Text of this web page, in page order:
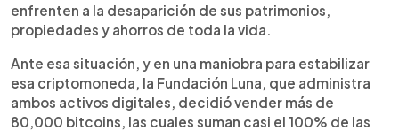
enfrenten a la desaparición de sus patrimonios,
propiedades y ahorros de toda la vida.
Ante esa situación, y en una maniobra para estabilizar
esa criptomoneda, la Fundación Luna, que administra
ambos activos digitales, decidió vender más de
80,000 bitcoins, las cuales suman casi el 100% de las